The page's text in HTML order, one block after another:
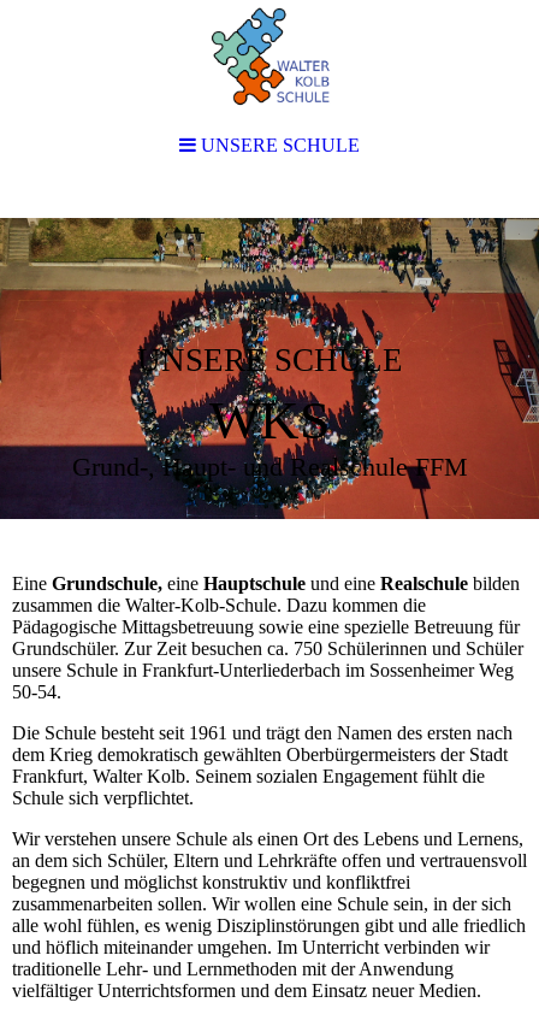
UNSERE SCHULE
WKS
Grund-, Haupt- und Realschule FFM
Eine Grundschule, eine Hauptschule und eine Realschule bilden
zusammen die Walter-Kolb-Schule. Dazu kommen die
Pädagogische Mittagsbetreuung sowie eine spezielle Betreuung für
Grundschüler. Zur Zeit besuchen ca. 750 Schülerinnen und Schüler
unsere Schule in Frankfurt-Unterliederbach im Sossenheimer Weg
50-54.
Die Schule besteht seit 1961 und trägt den Namen des ersten nach
dem Krieg demokratisch gewählten Oberbürgermeisters der Stadt
Frankfurt, Walter Kolb. Seinem sozialen Engagement fühlt die
Schule sich verpflichtet.
Wir verstehen unsere Schule als einen Ort des Lebens und Lernens,
an dem sich Schüler, Eltern und Lehrkräfte offen und vertrauensvoll
begegnen und möglichst konstruktiv und konfliktfrei
zusammenarbeiten sollen. Wir wollen eine Schule sein, in der sich
alle wohl fühlen, es wenig Disziplinstörungen gibt und alle friedlich
und höflich miteinander umgehen. Im Unterricht verbinden wir
traditionelle Lehr- und Lernmethoden mit der Anwendung
vielfältiger Unterrichtsformen und dem Einsatz neuer Medien.
UNSERE SCHULE